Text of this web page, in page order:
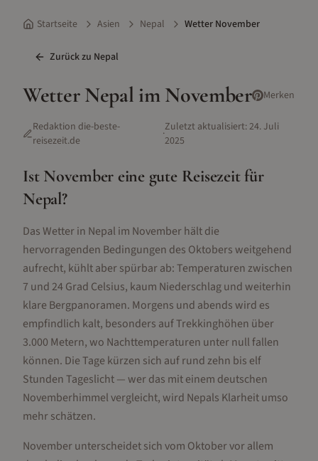
Startseite Asien Nepal Wetter November
Zurück zu Nepal
WetterNepal imNovember Merken
Redaktion die-beste-
reisezeit.de
·Zuletzt aktualisiert:24. Juli
2025
Ist November eine gute Reisezeit für
Nepal?
Das Wetter in Nepal im November hält die
hervorragenden Bedingungen des Oktobers weitgehend
aufrecht, kühlt aber spürbar ab: Temperaturen zwischen
7 und 24 Grad Celsius, kaum Niederschlag und weiterhin
klare Bergpanoramen. Morgens und abends wird es
empfindlich kalt, besonders auf Trekkinghöhen über
3.000 Metern, wo Nachttemperaturen unter null fallen
können. Die Tage kürzen sich auf rund zehn bis elf
Stunden Tageslicht — wer das mit einem deutschen
Novemberhimmel vergleicht, wird Nepals Klarheit umso
mehr schätzen.
November unterscheidet sich vom Oktober vor allem